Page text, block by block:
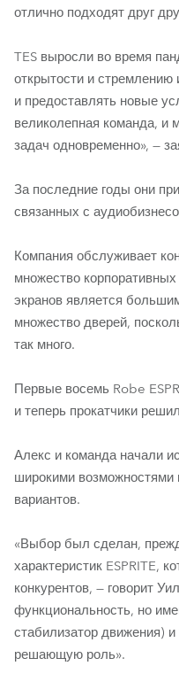
отлично подходят друг
TES выросли во время
открытости и стремлению
и предоставлять новые
великолепная команда,
задач одновременно», —
За последние годы они
связанных с
Компания обслуживает
множество
экранов является
множество дверей,
так много.
Первые восемь Robe
и теперь прокатчики
Алекс и команда начали
широкими возможностями
вариантов.
«Выбор был сделан,
характеристик ESPRITE,
конкурентов, — говорит
функциональность, но
стабилизатор движения)
решающую роль».